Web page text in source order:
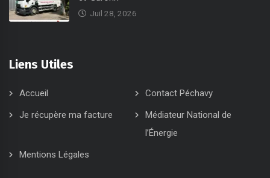
Juil 28, 2026
Liens Utiles
Accueil
Contact Péchavy
Je récupère ma facture
Médiateur National de
l’Énergie
Mentions Légales